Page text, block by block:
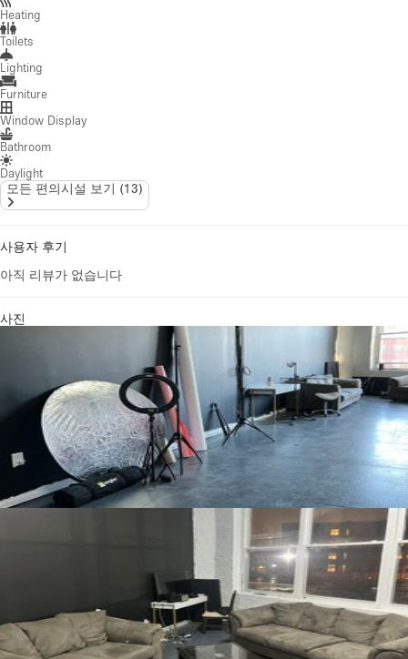
Heating
Toilets
Lighting
Furniture
Window Display
Bathroom
Daylight
모든 편의시설 보기 (13)
사용자 후기
아직 리뷰가 없습니다
사진